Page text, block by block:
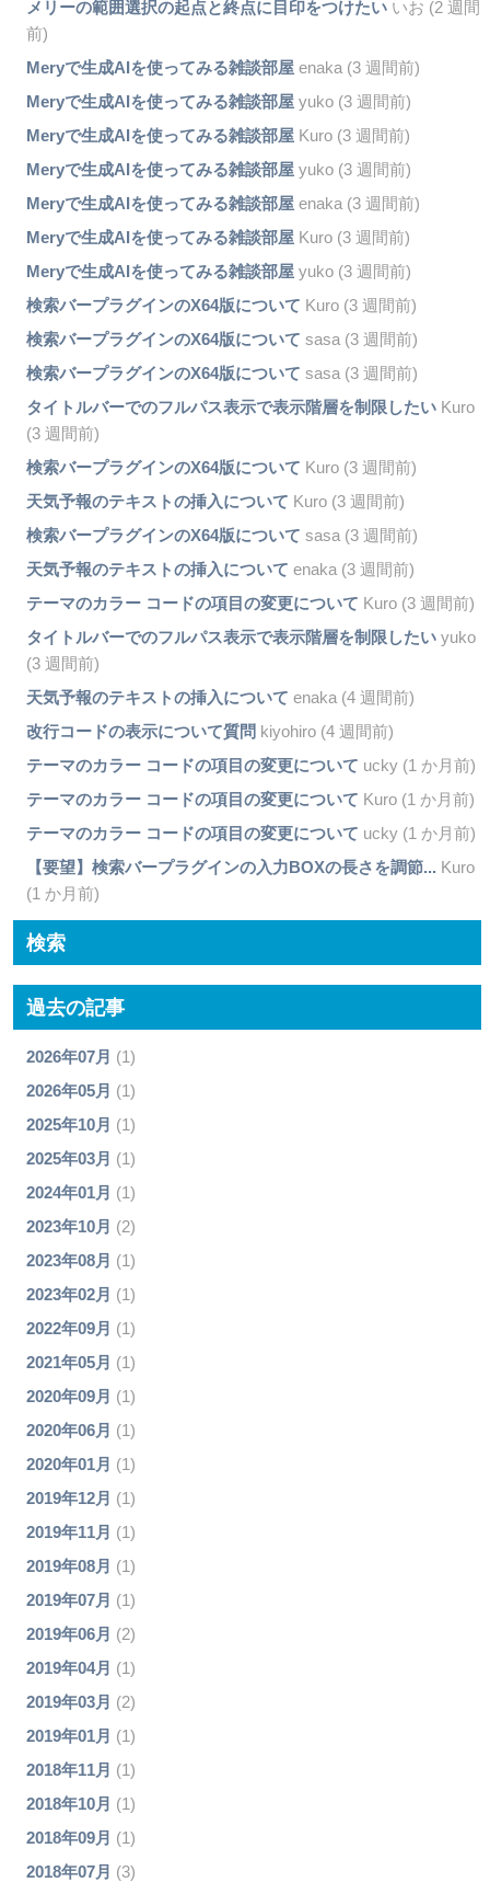
メリーの範囲選択の起点と終点に目印をつけたいいお (2 週間
前)
Meryで生成AIを使ってみる雑談部屋enaka (3 週間前)
Meryで生成AIを使ってみる雑談部屋yuko (3 週間前)
Meryで生成AIを使ってみる雑談部屋Kuro (3 週間前)
Meryで生成AIを使ってみる雑談部屋yuko (3 週間前)
Meryで生成AIを使ってみる雑談部屋enaka (3 週間前)
Meryで生成AIを使ってみる雑談部屋Kuro (3 週間前)
Meryで生成AIを使ってみる雑談部屋yuko (3 週間前)
検索バープラグインのX64版について Kuro (3 週間前)
検索バープラグインのX64版について sasa (3 週間前)
検索バープラグインのX64版について sasa (3 週間前)
タイトルバーでのフルパス表示で表示階層を制限したいKuro
(3 週間前)
検索バープラグインのX64版について Kuro (3 週間前)
天気予報のテキストの挿入について Kuro (3 週間前)
検索バープラグインのX64版について sasa (3 週間前)
天気予報のテキストの挿入について enaka (3 週間前)
テーマのカラー コードの項目の変更について Kuro (3 週間前)
タイトルバーでのフルパス表示で表示階層を制限したいyuko
(3 週間前)
天気予報のテキストの挿入について enaka (4 週間前)
改行コードの表示について質問 kiyohiro (4 週間前)
テーマのカラー コードの項目の変更について ucky (1 か月前)
テーマのカラー コードの項目の変更について Kuro (1 か月前)
テーマのカラー コードの項目の変更について ucky (1 か月前)
【要望】検索バープラグインの入力BOXの長さを調節... Kuro
(1 か月前)
検索
過去の記事
2026年07月 (1)
2026年05月 (1)
2025年10月 (1)
2025年03月 (1)
2024年01月 (1)
2023年10月 (2)
2023年08月 (1)
2023年02月 (1)
2022年09月 (1)
2021年05月 (1)
2020年09月 (1)
2020年06月 (1)
2020年01月 (1)
2019年12月 (1)
2019年11月 (1)
2019年08月 (1)
2019年07月 (1)
2019年06月 (2)
2019年04月 (1)
2019年03月 (2)
2019年01月 (1)
2018年11月 (1)
2018年10月 (1)
2018年09月 (1)
2018年07月 (3)